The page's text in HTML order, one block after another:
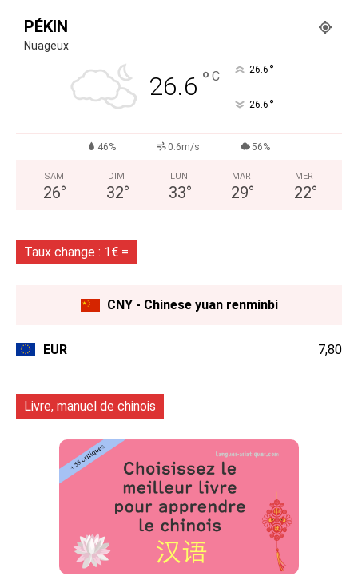
PÉKIN
Nuageux
26.6 ° C 26.6 °
26.6 °
46% 0.6m/s 56%
SAM
26°
DIM
32°
LUN
33°
MAR
29°
MER
22°
Taux change : 1€ =
CNY - Chinese yuan renminbi
EUR 7,80
Livre, manuel de chinois